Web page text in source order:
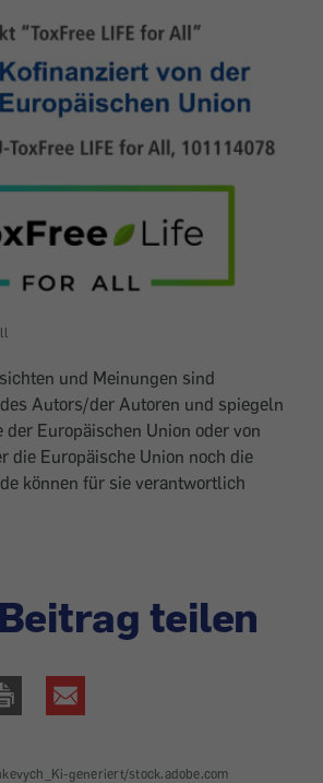
und Meinungen sind
Autors/der Autoren und spiegeln
Europäischen Union oder von
die Europäische Union noch die
können für sie verantwortlich
teilen
generiert/stock.adobe.com